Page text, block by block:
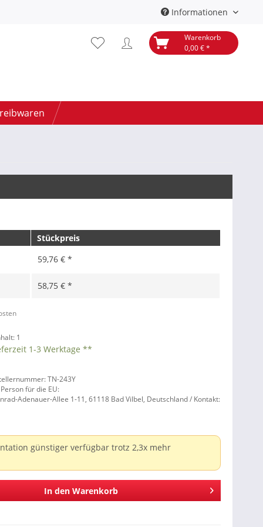
Informationen
Warenkorb
0,00 € *
Stückpreis
59,76 € *
58,75 € *
1
1-3 Werktage **
TN-243Y
für die EU:
Adenauer-Allee 1-11, 61118 Bad Vilbel, Deutschland / Kontakt:
günstiger verfügbar trotz 2,3x mehr
In den Warenkorb